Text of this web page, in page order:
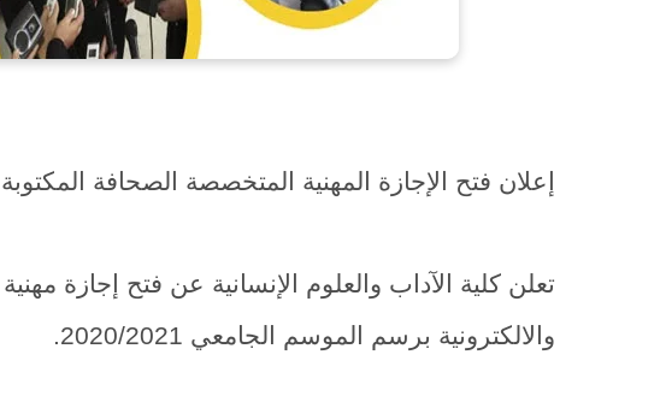
إعلان فتح الإجازة المهنية المتخصصة الصحافة المكتوبة
تعلن كلية الآداب والعلوم الإنسانية عن فتح إجازة
والالكترونية برسم الموسم الجامعي 2020/2021.